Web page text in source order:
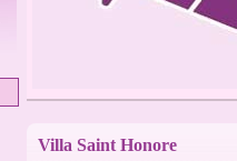
Villa Saint Honore